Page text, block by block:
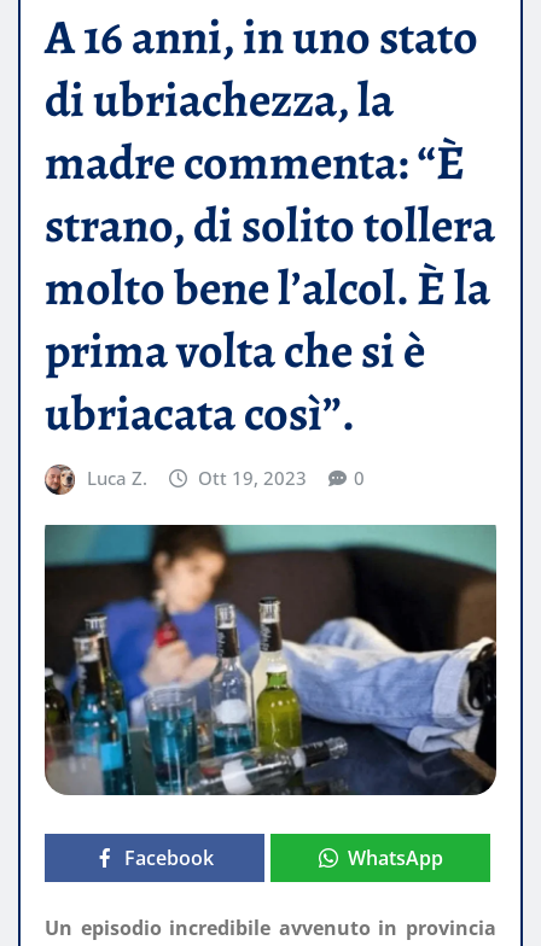
A 16 anni, in uno stato
di ubriachezza, la
madre commenta: “È
strano, di solito tollera
molto bene l’alcol. È la
prima volta che si è
ubriacata così”.
Luca Z. Ott 19, 2023 0
Facebook WhatsApp
Un episodio incredibile avvenuto in provincia